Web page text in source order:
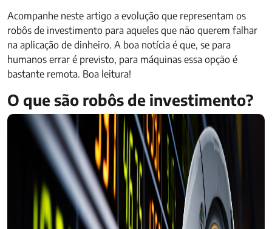
Acompanhe neste artigo a evolução que representam os
robôs de investimento para aqueles que não querem falhar
na aplicação de dinheiro. A boa notícia é que, se para
humanos errar é previsto, para máquinas essa opção é
bastante remota. Boa leitura!
O que são robôs de investimento?